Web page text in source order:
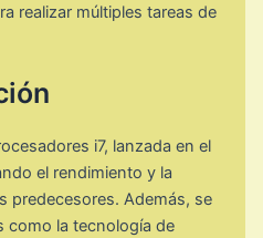
realizar múltiples tareas de
i7, lanzada en el
el rendimiento y la
predecesores. Además, se
como la tecnología de